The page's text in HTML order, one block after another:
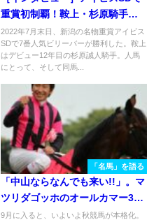
重賞初制覇！鞍上・杉原騎手の
語る、ビリーバーやミルファー
ムへの想い。
2022年7月末日、新潟の名物重賞アイビス
SDで7番人気ビリーバーが勝利した。鞍上
はデビュー12年目の杉原誠人騎手。人馬
にとって、そして同馬...
「名馬」を語る
「中山ならなんでも来い!!」。マ
ツリダゴッホのオールカマー3連
覇を振り返る。
9月に入ると、いよいよ秋競馬が本格化。